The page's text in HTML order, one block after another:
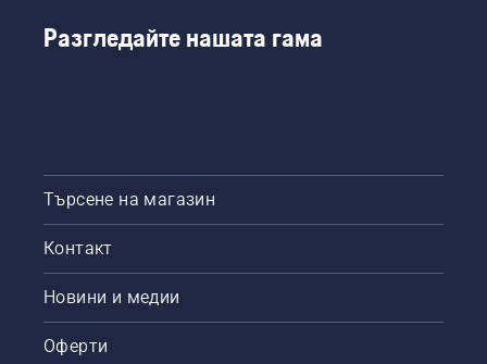
Разгледайте нашата гама
Търсене на магазин
Контакт
Новини и медии
Оферти